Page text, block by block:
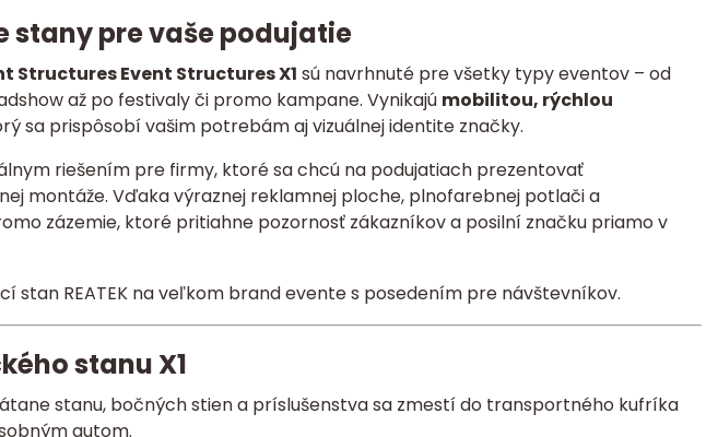
stany pre vaše podujatie
Structures Event Structures X1 sú navrhnuté pre všetky typy eventov – od
až po festivaly či promo kampane. Vynikajú mobilitou, rýchlou
sa prispôsobí vašim potrebám aj vizuálnej identite značky.
riešením pre firmy, ktoré sa chcú na podujatiach prezentovať
montáže. Vďaka výraznej reklamnej ploche, plnofarebnej potlači a
zázemie, ktoré pritiahne pozornosť zákazníkov a posilní značku priamo v
stanu X1
stanu, bočných stien a príslušenstva sa zmestí do transportného kufríka
autom.